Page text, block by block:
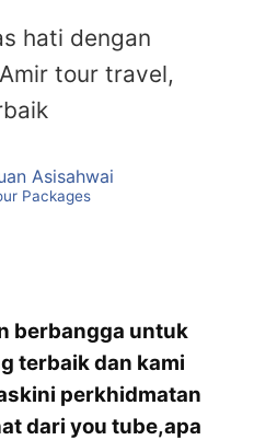
hati dengan
tour travel,
Asisahwai
Packages
berbangga untuk
terbaik dan kami
perkhidmatan
dari you tube,apa